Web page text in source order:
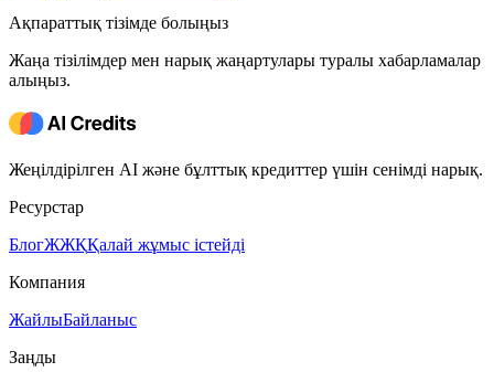
Ақпараттық тізімде болыңыз
Жаңа тізілімдер мен нарық жаңартулары туралы хабарламалар
алыңыз.
Жеңілдірілген AI және бұлттық кредиттер үшін сенімді нарық.
Ресурстар
БлогЖЖҚҚалай жұмыс істейді
Компания
ЖайлыБайланыс
Заңды